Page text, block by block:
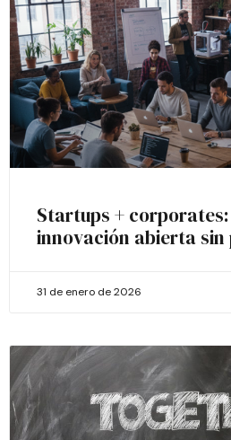
Startups +
innovación abierta
31 de enero de 2026